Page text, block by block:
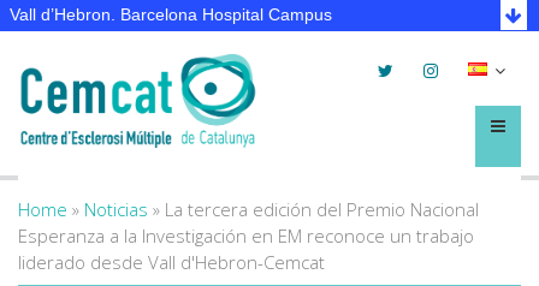
Vall d’Hebron. Barcelona Hospital Campus
TwitterInstagram
Menú
You are here
Home » Noticias » La tercera edición del Premio Nacional
Esperanza a la Investigación en EM reconoce un trabajo
liderado desde Vall d'Hebron-Cemcat